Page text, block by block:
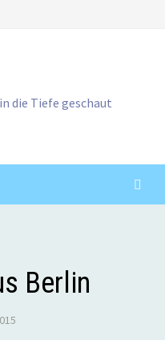
die Tiefe geschaut
Berlin